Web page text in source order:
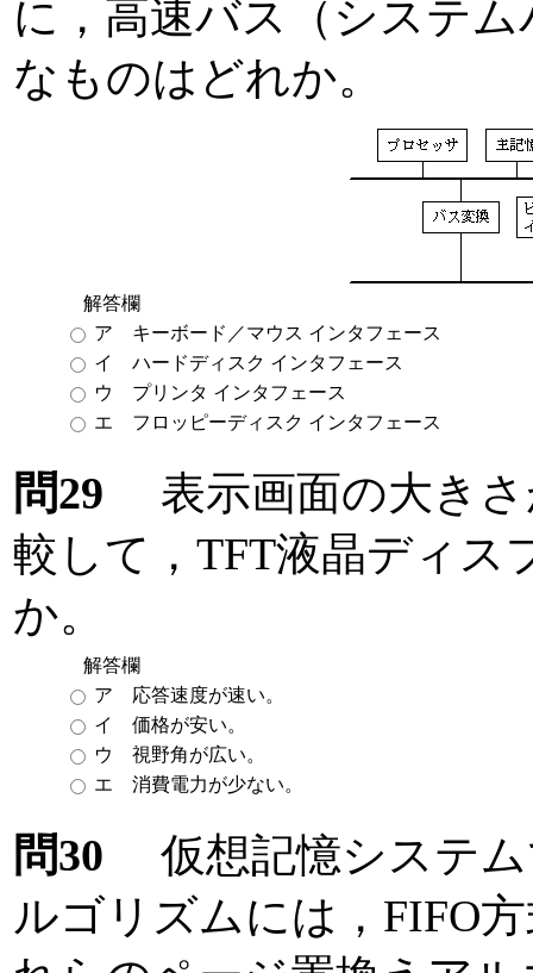
に，高速バス（システ
なものはどれか。
解答欄
ア キーボード／マウス インタフェース
イ ハードディスク インタフェース
ウ プリンタ インタフェース
エ フロッピーディスク インタフェース
問29 表示画面の大きさ
較して，TFT液晶ディス
か。
解答欄
ア 応答速度が速い。
イ 価格が安い。
ウ 視野角が広い。
エ 消費電力が少ない。
問30 仮想記憶システム
ルゴリズムには，FIFO